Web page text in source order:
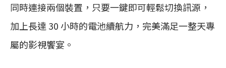
同時連接兩個裝置，只要一鍵即可輕鬆切換訊源，
加上長達 30 小時的電池續航力，完美滿足一整天專
屬的影視饗宴。